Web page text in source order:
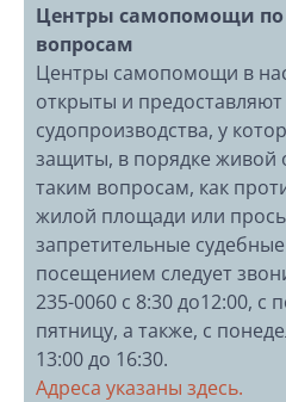
Центры самопомощи
вопросам
Центры самопомощи в
открыты и
судопроизводства, у
защиты, в порядке
таким вопросам, как
жилой площади или
запретительные
посещением следует
235-0060 с 8:30 до12:00, с
пятницу, а также, с
13:00 до 16:30.
Адреса указаны здесь.